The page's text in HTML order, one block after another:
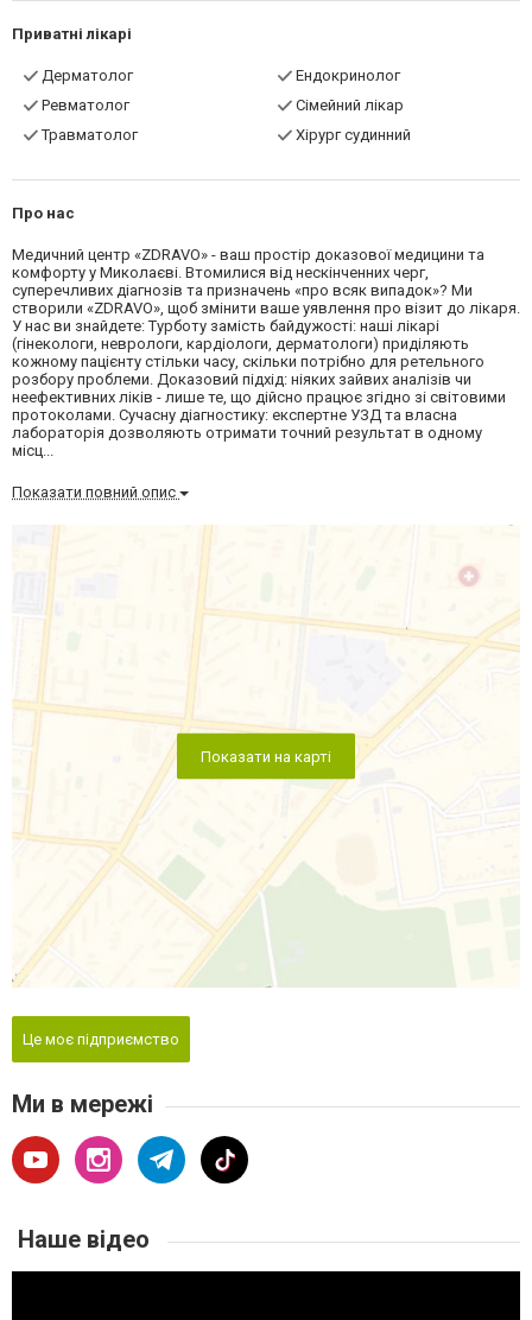
Приватні лікарі
Дерматолог
Ендокринолог
Ревматолог
Сімейний лікар
Травматолог
Хірург судинний
Про нас
Медичний центр «ZDRAVO» - ваш простір доказової медицини та
комфорту у Миколаєві. Втомилися від нескінченних черг,
суперечливих діагнозів та призначень «про всяк випадок»? Ми
створили «ZDRAVO», щоб змінити ваше уявлення про візит до лікаря.
У нас ви знайдете: Турботу замість байдужості: наші лікарі
(гінекологи, неврологи, кардіологи, дерматологи) приділяють
кожному пацієнту стільки часу, скільки потрібно для ретельного
розбору проблеми. Доказовий підхід: ніяких зайвих аналізів чи
неефективних ліків - лише те, що дійсно працює згідно зі світовими
протоколами. Сучасну діагностику: експертне УЗД та власна
лабораторія дозволяють отримати точний результат в одному
місц...
Показати повний опис
Показати на карті
Це моє підприємство
Ми в мережі
Наше відео